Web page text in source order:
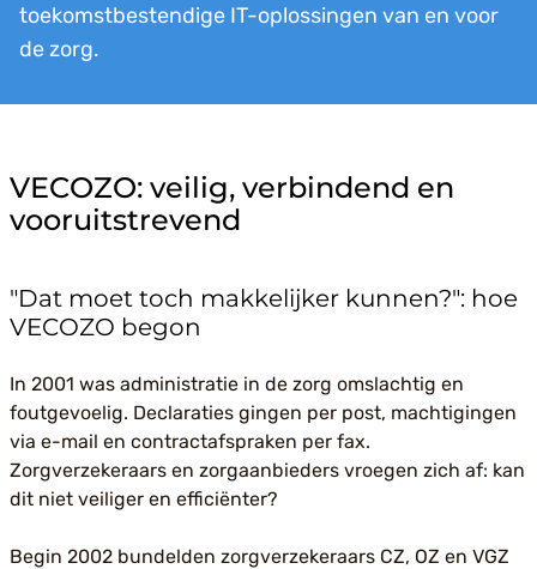
toekomstbestendige IT-oplossingen van en voor
de zorg.
VECOZO: veilig, verbindend en
vooruitstrevend
"Dat moet toch makkelijker kunnen?": hoe
VECOZO begon
In 2001 was administratie in de zorg omslachtig en
foutgevoelig. Declaraties gingen per post, machtigingen
via e-mail en contractafspraken per fax.
Zorgverzekeraars en zorgaanbieders vroegen zich af: kan
dit niet veiliger en efficiënter?
Begin 2002 bundelden zorgverzekeraars CZ, OZ en VGZ